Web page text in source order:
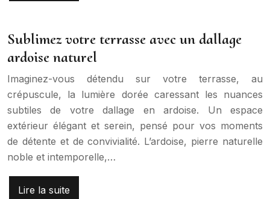
Sublimez votre terrasse avec un dallage
ardoise naturel
Imaginez-vous détendu sur votre terrasse, au
crépuscule, la lumière dorée caressant les nuances
subtiles de votre dallage en ardoise. Un espace
extérieur élégant et serein, pensé pour vos moments
de détente et de convivialité. L’ardoise, pierre naturelle
noble et intemporelle,…
Lire la suite